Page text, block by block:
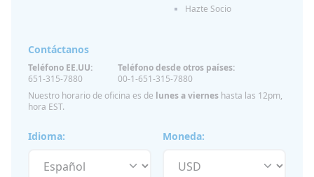
Hazte Socio
Idioma: Moneda:
Contáctanos
Teléfono EE.UU:
651-315-7880
Teléfono desde otros países:
00-1-651-315-7880
Nuestro horario de oficina es de lunes a viernes hasta las 12pm,
hora EST.